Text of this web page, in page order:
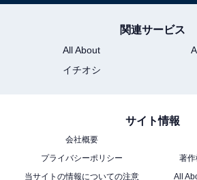
オファイル フラッグシップ
関連サービス
All About
イチオシ
サイト情報
会社概要
プライバシーポリシー
著
当サイトの情報についての注意
All